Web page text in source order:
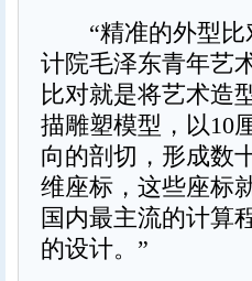
“精准的外型比
计院毛泽东青年艺
比对就是将艺术
描雕塑模型，以10
向的剖切，形成数
维座标，这些座标
国内最主流的计算
的设计。”